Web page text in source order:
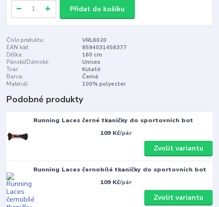
Přidat do košíku
Číslo produktu:
VRL6020
EAN kód:
8594031456377
Délka:
160 cm
Pánské/Dámské:
Unisex
Tvar:
Kulaté
Barva:
Černá
Materiál:
100% polyester
Podobné produkty
Running Laces černé tkaničky do sportovních bot
109 Kč/pár
Zvolit variantu
Running Laces černobílé tkaničky do sportovních bot
109 Kč/pár
Zvolit variantu